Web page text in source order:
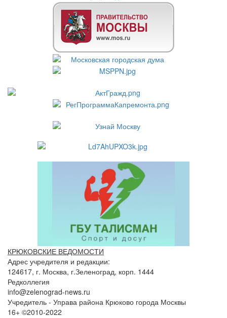
КРЮКОВСКИЕ ВЕДОМОСТИ
Адрес учредителя и редакции:
124617, г. Москва, г.Зеленоград, корп. 1444
Редколлегия
info@zelenograd-news.ru
Учредитель - Управа района Крюково города Москвы
16+ ©2010-2022